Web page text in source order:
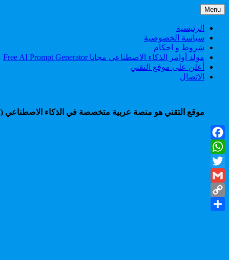
Skip
to
content
Menu
الرئيسية
سياسة الخصوصية
شروط و احكام
مولد أوامر الذكاء الاصطناعي مجانا Free AI Prompt Generator
أعلن على موقع التقني
الاتصال
موقع التقني هو منصة عربية متخصصة في الذكاء الاصطناعي (AI)، تقدم شروحات، أدوات، أخبار، ودروس عملية لمساعدتك على التعلم، الإنتاجية، والربح من أحدث تقنيات الذكاء الاصطناعي.
Facebook
WhatsApp
Twitter
Gmail
Copy